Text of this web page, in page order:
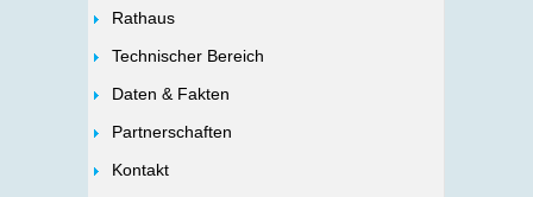
Rathaus
Technischer Bereich
Daten & Fakten
Partnerschaften
Kontakt